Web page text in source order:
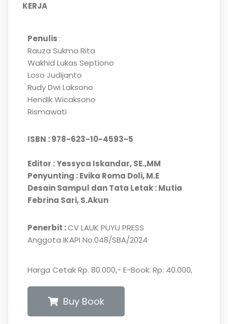
KERJA
Penulis :
Rauza Sukma Rita
Wakhid Lukas Septiono
Loso Judijanto
Rudy Dwi Laksono
Hendik Wicaksono
Rismawati
ISBN : 978-623-10-4593-5
Editor : Yessyca Iskandar, SE.,MM
Penyunting : Evika Roma Doli, M.E
Desain Sampul dan Tata Letak : Mutia
Febrina Sari, S.Akun
Penerbit :CV LAUK PUYU PRESS
Anggota IKAPI No.048/SBA/2024
Harga Cetak Rp. 80.000,- E-Book: Rp. 40.000,
Buy Book